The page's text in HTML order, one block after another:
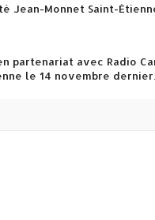
Jean-Monnet Saint-
partenariat avec Radio
le 14 novembre dernier.